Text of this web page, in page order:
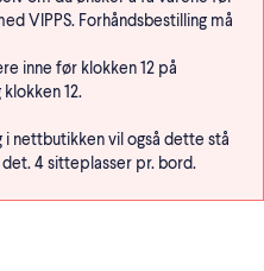
VIPPS. Forhåndsbestilling må
inne før klokken 12 på
12.
nettbutikken vil også dette stå
4 sitteplasser pr. bord.